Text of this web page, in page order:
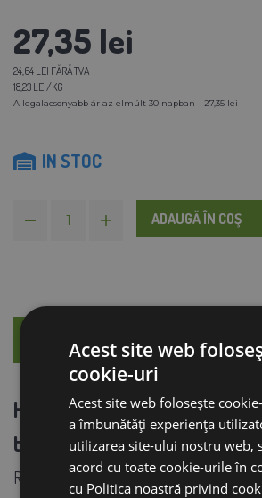
27,35 lei
24,64 LEI FĂRĂ TVA
18,23 LEI/KG
A legalacsonyabb ár az elmúlt 30 napban - 27,35 lei
IN STOC
ADAUGĂ ÎN COŞ
DESCRIERE
Hrană premium pentru pisici
toate rasele 1,5 kg
Rețeta de pui proaspăt conține 45%
Acest site web
cookie-uri
Acest site web folosește
a îmbunătăți experiența
utilizarea site-ului nostru web,
acord cu toate cookie-urile în
cu Politica noastră privind